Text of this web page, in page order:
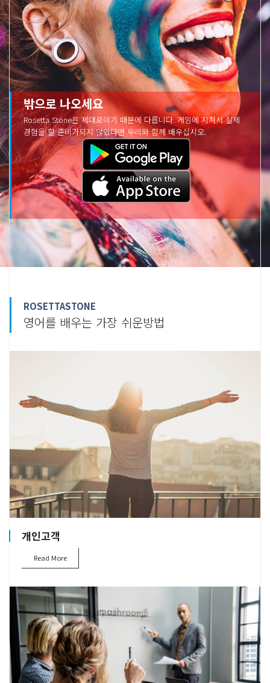
밖으로 나오세요
Rosetta Stone은 제대로이기 때문에 다릅니다. 게임에 지쳐서 실제
경험을 할 준비가되지 않았다면 우리와 함께 배우십시오.
ROSETTASTONE
영어를 배우는 가장 쉬운방법
개인고객
Read More